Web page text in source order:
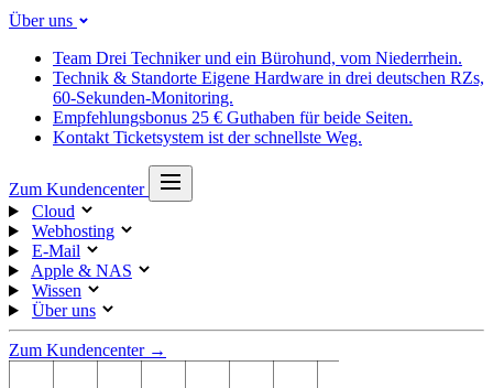
Über uns
Team Drei Techniker und ein Bürohund, vom Niederrhein.
Technik & Standorte Eigene Hardware in drei deutschen RZs,
60-Sekunden-Monitoring.
Empfehlungsbonus 25 € Guthaben für beide Seiten.
Kontakt Ticketsystem ist der schnellste Weg.
Zum Kundencenter
Cloud
Webhosting
E-Mail
Apple & NAS
Wissen
Über uns
Zum Kundencenter →